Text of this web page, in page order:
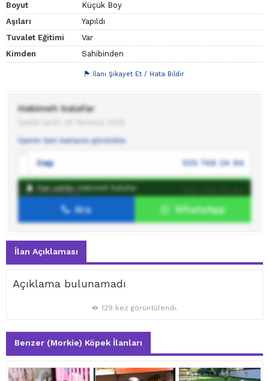
Boyut
Küçük Boy
Aşıları
Yapıldı
Tuvalet Eğitimi
Var
Kimden
Sahibinden
İlanı Şikayet Et / Hata Bildir
Hakimeh balafar
Üyenin tüm ilanlarını görüntüle
Cep 535 748 24 94
WhatsApp
İlan sahibine mesaj gönder
İlan sahibi: Hakimeh balafar
Ara WhatsApp
İlan Açıklaması
Açıklama bulunamadı
129 kez görüntülendi.
Benzer (Morkie) Köpek İlanları